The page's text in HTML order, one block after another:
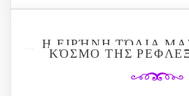
Η ΕΙΡΉΝΗ ΤΌΛΙΑ
ΚΌΣΜΟ ΤΗΣ